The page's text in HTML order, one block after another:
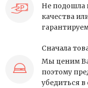
Не подошла
качества
Сначала
Мы ценим
поэтому
убедиться в